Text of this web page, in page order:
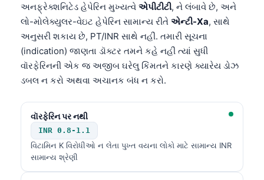
અનફ્રેક્શનિટેડ હેપેરિન મુખ્યત્વે એપીટીટી, ને લંબાવે છે, અને
લો-મોલેક્યુલર-વેઇટ હેપેરિન સામાન્ય રીતે એન્ટી-Xa, સાથે
અનુસરી શકાય છે, PT/INR સાથે નહીં. તમારી સૂચના
(indication) જાણતા ડૉક્ટર તમને કહે નહીં ત્યાં સુધી
વૉરફેરિનની એક જ અજીબ ઘરેલુ કિંમતને કારણે ક્યારેય ડોઝ
ડબલ ન કરો અથવા અચાનક બંધ ન કરો.
વૉરફેરિન પર નથી
INR 0.8-1.1
વિટામિન K વિરોધીઓ ન લેતા પુખ્ત વયના લોકો માટે સામાન્ય INR
સામાન્ય શ્રેણી